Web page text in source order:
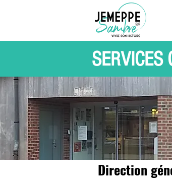
SERVICES
Direction